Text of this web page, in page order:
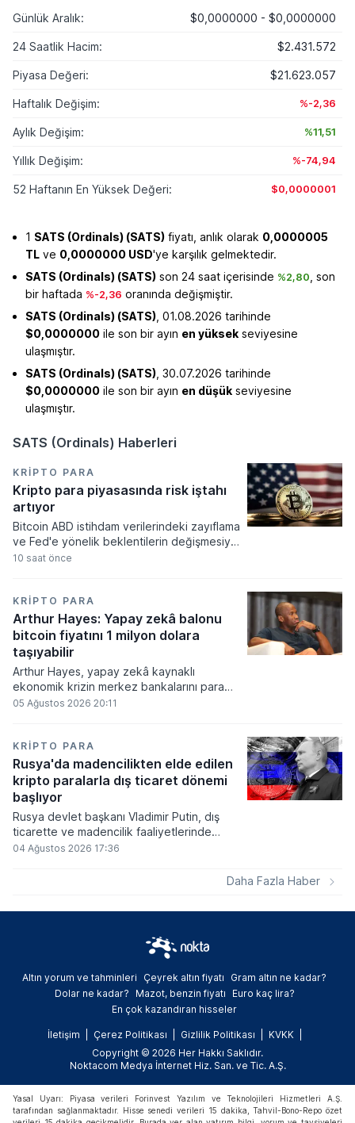
Günlük Aralık: $0,0000000 - $0,0000000
24 Saatlik Hacim: $2.431.572
Piyasa Değeri: $21.623.057
Haftalık Değişim: %-2,36
Aylık Değişim: %11,51
Yıllık Değişim: %-74,94
52 Haftanın En Yüksek Değeri: $0,0000001
1 SATS (Ordinals) (SATS) fiyatı, anlık olarak 0,0000005
TL ve 0,0000000 USD'ye karşılık gelmektedir.
SATS (Ordinals) (SATS) son 24 saat içerisinde %2,80 , son
bir haftada %-2,36 oranında değişmiştir.
SATS (Ordinals) (SATS) , 01.08.2026 tarihinde
$0,0000000 ile son bir ayın en yüksek seviyesine
ulaşmıştır.
SATS (Ordinals) (SATS) , 30.07.2026 tarihinde
$0,0000000 ile son bir ayın en düşük seviyesine
ulaşmıştır.
SATS (Ordinals) Haberleri
KRIPTO PARA
Kripto para piyasasında risk iştahı
artıyor
Bitcoin ABD istihdam verilerindeki zayıflama
ve Fed'e yönelik beklentilerin değişmesiyle
haftayı yükselişle kapattı. Kripto para
açıklanacak enflasyon rakamlarına ve
küresel gelişmelere çevrildi.
10 saat önce
KRIPTO PARA
Arthur Hayes: Yapay zekâ balonu
bitcoin fiyatını 1 milyon dolara
taşıyabilir
Arthur Hayes, yapay zekâ kaynaklı
ekonomik krizin merkez bankalarını para
basmaya zorlayacağını ve bu durumun
kayıplarının tetikleyeceği kredi krizinin
küresel likidite artışına yol açacağını belirtti
ve bitcoinin bu süreçte en hızlı tepki veren
varlık olacağı vurguladı.
05 Ağustos 2026 20:11
KRIPTO PARA
Rusya'da madencilikten elde edilen
kripto paralarla dış ticaret dönemi
başlıyor
Rusya devlet başkanı Vladimir Putin, dış
ticarette ve madencilik faaliyetlerinde
kripto varlıkların kullanımına onay veren
04 Ağustos 2026 17:36
Daha Fazla Haber
Altın yorum ve tahminleri Çeyrek altın fiyatı
Gram altın ne kadar?
Dolar ne kadar?
Mazot, benzin fiyatı
Euro kaç lira?
En çok kazandıran hisseler
İletişim Çerez Politikası Gizlilik Politikası
KVKK
Copyright © 2026 Her Hakkı Saklıdır.
Noktacom Medya İnternet Hiz. San. ve Tic. A.Ş.
Yasal Uyarı: Piyasa verileri Forinvest Yazılım ve Teknolojileri Hizmetleri A.Ş.
tarafından sağlanmaktadır. Hisse senedi verileri 15 dakika, Tahvil-Bono-Repo özet